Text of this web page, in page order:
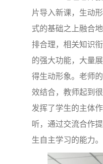
片导入新课，生动
式的基础之上融合
排合理，相关知识
的强大功能，大量
得生动形象。老师
效结合，教师起到
发挥了学生的主体
听，通过交流合作
生自主学习的能力。